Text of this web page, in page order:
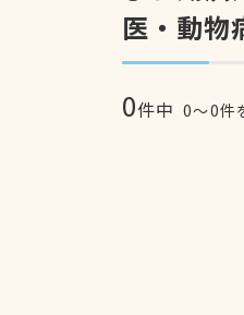
医・動物
0件中 0〜0件